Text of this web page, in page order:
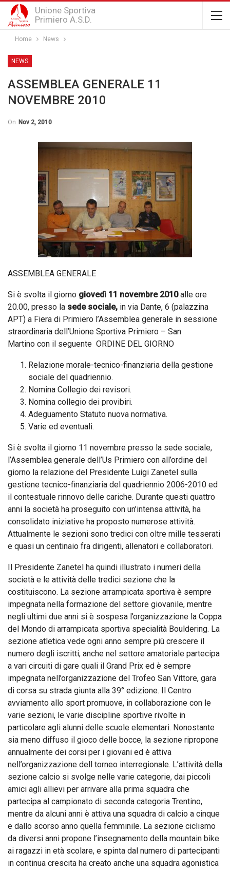
Unione Sportiva
Primiero A.S.D.
Home News
NEWS
ASSEMBLEA GENERALE 11
NOVEMBRE 2010
On Nov 2, 2010
ASSEMBLEA GENERALE
Si è svolta il giorno giovedì 11 novembre 2010alle ore
20.00, presso la sede sociale, in via Dante, 6 (palazzina
APT) a Fiera di Primiero l’Assemblea generale in sessione
straordinaria dell’Unione Sportiva Primiero – San
Martino con il seguente ORDINE DEL GIORNO
Relazione morale-tecnico-finanziaria della gestione
sociale del quadriennio.
Nomina Collegio dei revisori.
Nomina collegio dei provibiri.
Adeguamento Statuto nuova normativa.
Varie ed eventuali.
Si è svolta il giorno 11 novembre presso la sede sociale,
l’Assemblea generale dell’Us Primiero con all’ordine del
giorno la relazione del Presidente Luigi Zanetel sulla
gestione tecnico-finanziaria del quadriennio 2006-2010 ed
il contestuale rinnovo delle cariche. Durante questi quattro
anni la società ha proseguito con un’intensa attività, ha
consolidato iniziative ha proposto numerose attività.
Attualmente le sezioni sono tredici con oltre mille tesserati
e quasi un centinaio fra dirigenti, allenatori e collaboratori.
Il Presidente Zanetel ha quindi illustrato i numeri della
società e le attività delle tredici sezione che la
costituiscono. La sezione arrampicata sportiva è sempre
impegnata nella formazione del settore giovanile, mentre
negli ultimi due anni si è sospesa l’organizzazione la Coppa
del Mondo di arrampicata sportiva specialità Bouldering. La
sezione atletica vede ogni anno sempre più crescere il
numero degli iscritti; anche nel settore amatoriale partecipa
a vari circuiti di gare quali il Grand Prix ed è sempre
impegnata nell’organizzazione del Trofeo San Vittore, gara
di corsa su strada giunta alla 39° edizione. Il Centro
avviamento allo sport promuove, in collaborazione con le
varie sezioni, le varie discipline sportive rivolte in
particolare agli alunni delle scuole elementari. Nonostante
sia meno diffuso il gioco delle bocce, la sezione ripropone
annualmente dei corsi per i giovani ed è attiva
nell’organizzazione dell torneo interregionale. L’attività della
sezione calcio si svolge nelle varie categorie, dai piccoli
amici agli allievi per arrivare alla prima squadra che
partecipa al campionato di seconda categoria Trentino,
mentre da alcuni anni è attiva una squadra di calcio a cinque
e dallo scorso anno quella femminile. La sezione ciclismo
da diversi anni propone l’insegnamento della mountain bike
ai ragazzi in età scolare, e spinta dal numero di partecipanti
in continua crescita ha creato anche una squadra agonistica